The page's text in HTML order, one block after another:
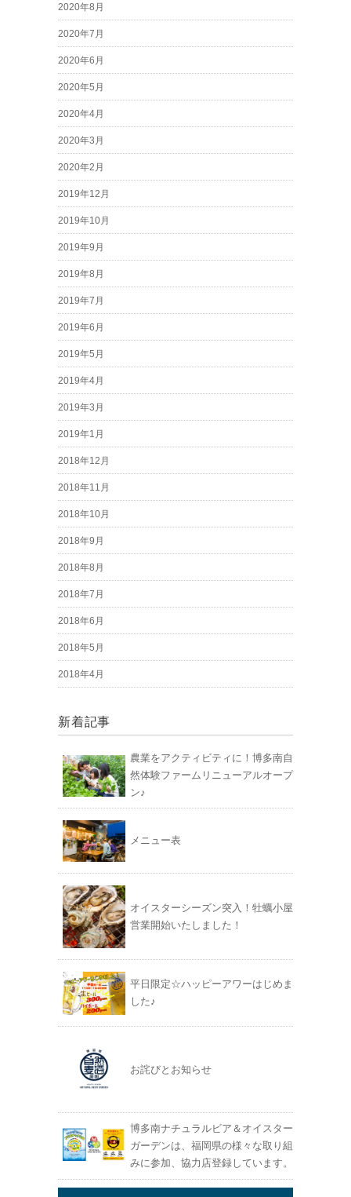
2020年8月
2020年7月
2020年6月
2020年5月
2020年4月
2020年3月
2020年2月
2019年12月
2019年10月
2019年9月
2019年8月
2019年7月
2019年6月
2019年5月
2019年4月
2019年3月
2019年1月
2018年12月
2018年11月
2018年10月
2018年9月
2018年8月
2018年7月
2018年6月
2018年5月
2018年4月
新着記事
農業をアクティビティに！博多南自
然体験ファームリニューアルオープ
ン♪
メニュー表
オイスターシーズン突入！牡蠣小屋
営業開始いたしました！
平日限定☆ハッピーアワーはじめま
した♪
お詫びとお知らせ
博多南ナチュラルビア＆オイスター
ガーデンは、福岡県の様々な取り組
みに参加、協力店登録しています。